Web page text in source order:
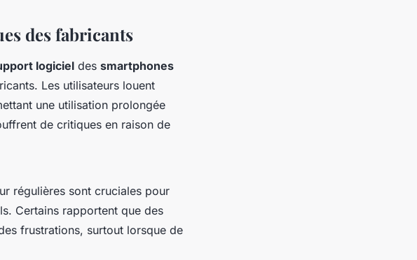
des fabricants
logiciel des smartphones
Les utilisateurs louent
une utilisation prolongée
de critiques en raison de
régulières sont cruciales pour
Certains rapportent que des
frustrations, surtout lorsque de